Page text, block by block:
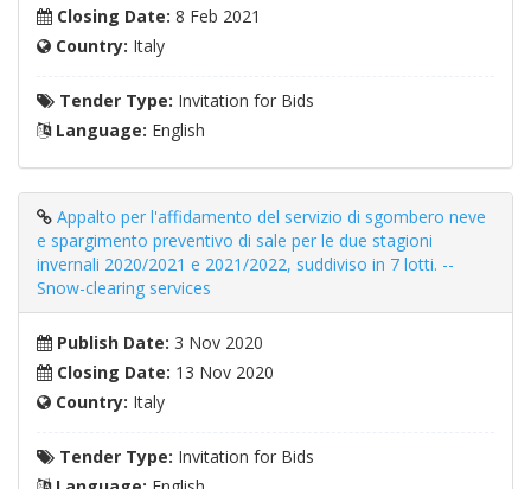
Closing Date: 8 Feb 2021
Country: Italy
Tender Type: Invitation for Bids
Language: English
Appalto per l'affidamento del servizio di sgombero neve
e spargimento preventivo di sale per le due stagioni
invernali 2020/2021 e 2021/2022, suddiviso in 7 lotti. --
Snow-clearing services
Publish Date: 3 Nov 2020
Closing Date: 13 Nov 2020
Country: Italy
Tender Type: Invitation for Bids